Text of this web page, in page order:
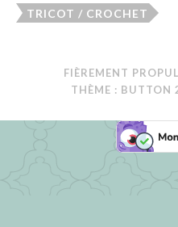
TRICOT / CROCHET
FIÈREMENT
THÈME : BUTTON